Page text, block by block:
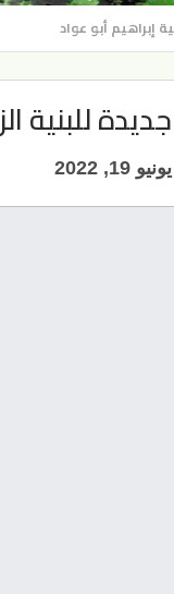
إبراهيم أبو عواد
للبنية
يونيو 19, 2022